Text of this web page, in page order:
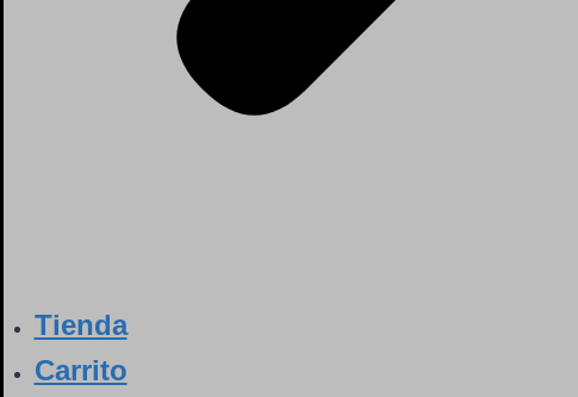
Tienda
Carrito